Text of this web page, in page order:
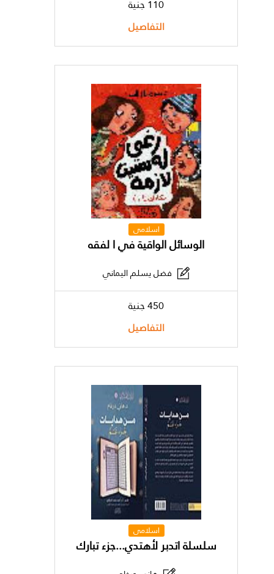
110 جنية
التفاصيل
اسلامى
الوسائل الواقية في ا لفقه
فضل يسلم اليماني
450 جنية
التفاصيل
اسلامى
سلسلة اتدبر لأهتدي...جزء تبارك